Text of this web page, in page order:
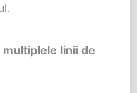
linii de